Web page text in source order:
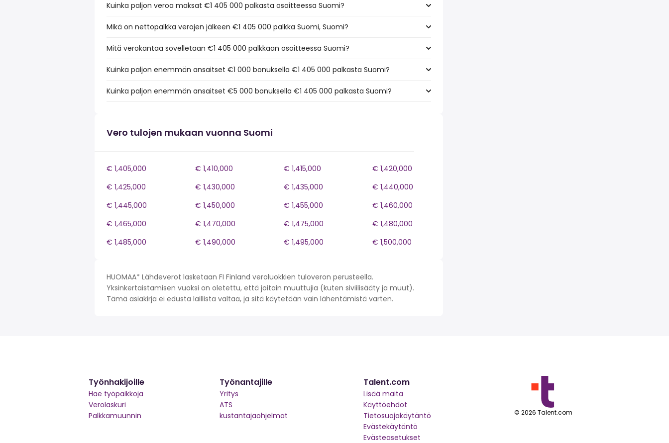
Kuinka paljon veroa maksat €1 405 000 palkasta osoitteessa Suomi?
Mikä on nettopalkka verojen jälkeen €1 405 000 palkka Suomi, Suomi?
Mitä verokantaa sovelletaan €1 405 000 palkkaan osoitteessa Suomi?
Kuinka paljon enemmän ansaitset €1 000 bonuksella €1 405 000 palkasta Suomi?
Kuinka paljon enemmän ansaitset €5 000 bonuksella €1 405 000 palkasta Suomi?
Vero tulojen mukaan vuonna Suomi
€ 1,405,000 € 1,410,000 € 1,415,000
€ 1,420,000
€ 1,425,000
€ 1,430,000 € 1,435,000
€ 1,440,000
€ 1,445,000
€ 1,450,000 € 1,455,000
€ 1,460,000
€ 1,465,000
€ 1,470,000 € 1,475,000
€ 1,480,000
€ 1,485,000
€ 1,490,000 € 1,495,000 € 1,500,000
HUOMAA* Lähdeverot lasketaan FI Finland veroluokkien tuloveron perusteella.
Yksinkertaistamisen vuoksi on oletettu, että joitain muuttujia (kuten siviilisääty ja muut).
Tämä asiakirja ei edusta laillista valtaa, ja sitä käytetään vain lähentämistä varten.
Työnhakijoille
Hae työpaikkoja
Verolaskuri
Palkkamuunnin
Työnantajille
Yritys
ATS
kustantajaohjelmat
Talent.com
Lisää maita
Käyttöehdot
Tietosuojakäytäntö
Evästekäytäntö
Evästeasetukset
© 2026 Talent.com